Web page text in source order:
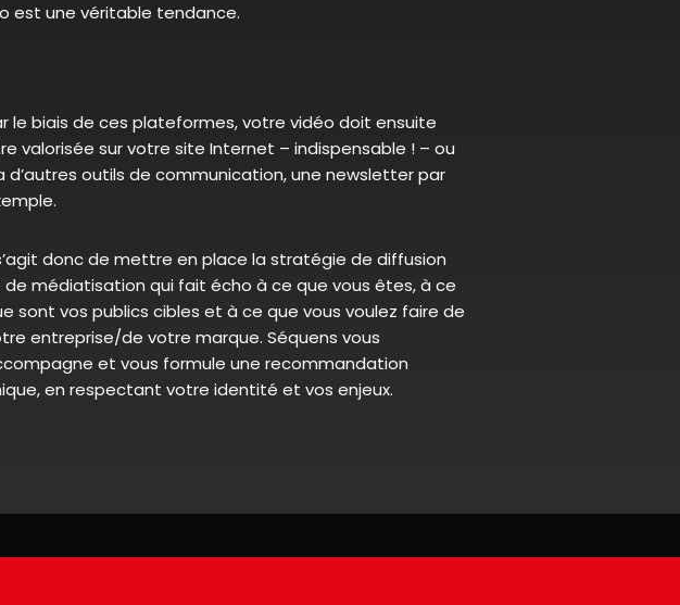
est une véritable tendance.
le biais de ces plateformes, votre vidéo doit ensuite
valorisée sur votre site Internet – indispensable ! – ou
d’autres outils de communication, une newsletter par
donc de mettre en place la stratégie de diffusion
médiatisation qui fait écho à ce que vous êtes, à ce
sont vos publics cibles et à ce que vous voulez faire de
entreprise/de votre marque. Séquens vous
et vous formule une recommandation
en respectant votre identité et vos enjeux.